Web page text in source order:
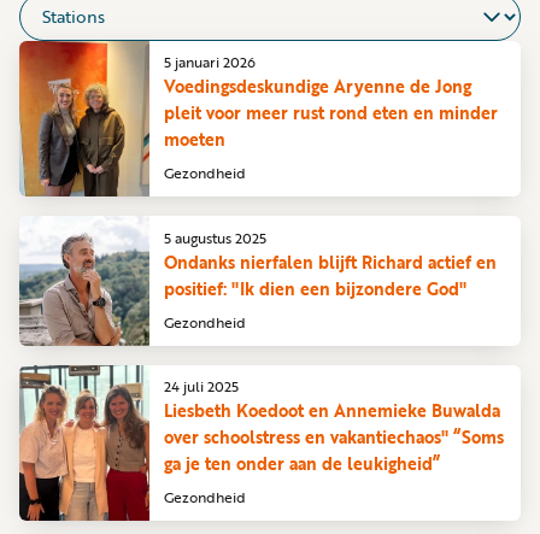
Gezondheid
Voedingsdeskundige Aryenne de Jong
pleit voor meer rust rond eten en minder
moeten
5 januari 2026
Gezondheid
Ondanks nierfalen blijft Richard actief en
positief: "Ik dien een bijzondere God"
5 augustus 2025
Gezondheid
Liesbeth Koedoot en Annemieke Buwalda
over schoolstress en vakantiechaos" “Soms
ga je ten onder aan de leukigheid”
24 juli 2025
voorwaarden